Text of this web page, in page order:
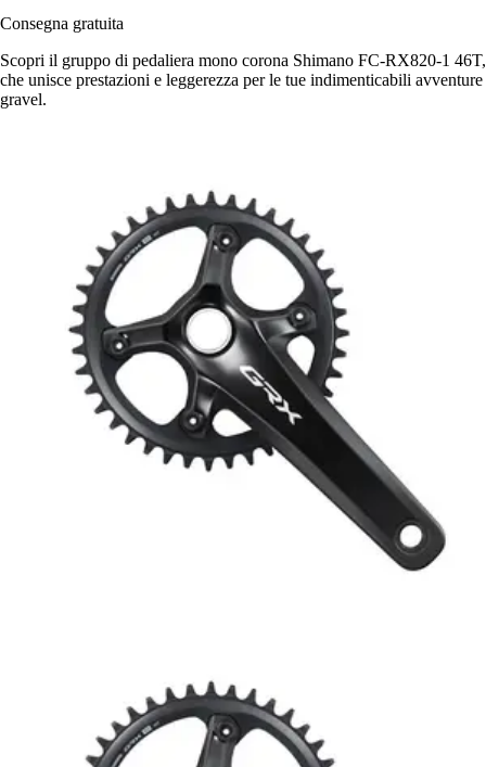
Consegna gratuita
Scopri il gruppo di pedaliera mono corona Shimano FC-RX820-1 46T,
che unisce prestazioni e leggerezza per le tue indimenticabili avventure
gravel.